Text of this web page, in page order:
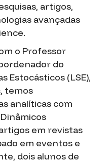
artigos,
avançadas
o Professor
do
Estocásticos (LSE),
temos
analíticas com
em revistas
em eventos e
dois alunos de